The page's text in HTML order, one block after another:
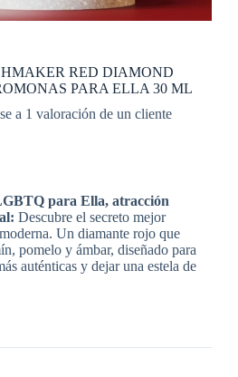
RED DIAMOND
PARA ELLA 30 ML
a 1 valoración de un cliente
para Ella, atracción
Descubre el secreto mejor
Un diamante rojo que
pomelo y ámbar, diseñado para
auténticas y dejar una estela de